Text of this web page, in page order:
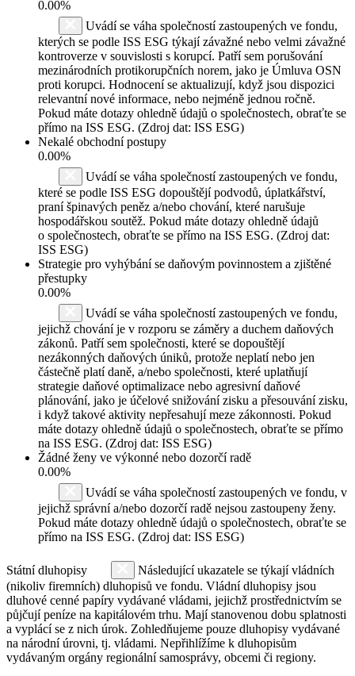
0.00%
Uvádí se váha společností zastoupených ve fondu,
kterých se podle ISS ESG týkají závažné nebo velmi závažné
kontroverze v souvislosti s korupcí. Patří sem porušování
mezinárodních protikorupčních norem, jako je Úmluva OSN
proti korupci. Hodnocení se aktualizují, když jsou dispozici
relevantní nové informace, nebo nejméně jednou ročně.
Pokud máte dotazy ohledně údajů o společnostech, obraťte se
přímo na ISS ESG. (Zdroj dat: ISS ESG)
Nekalé obchodní postupy
0.00%
Uvádí se váha společností zastoupených ve fondu,
které se podle ISS ESG dopouštějí podvodů, úplatkářství,
praní špinavých peněz a/nebo chování, které narušuje
hospodářskou soutěž. Pokud máte dotazy ohledně údajů
o společnostech, obraťte se přímo na ISS ESG. (Zdroj dat:
ISS ESG)
Strategie pro vyhýbání se daňovým povinnostem a zjištěné
přestupky
0.00%
Uvádí se váha společností zastoupených ve fondu,
jejichž chování je v rozporu se záměry a duchem daňových
zákonů. Patří sem společnosti, které se dopouštějí
nezákonných daňových úniků, protože neplatí nebo jen
částečně platí daně, a/nebo společnosti, které uplatňují
strategie daňové optimalizace nebo agresivní daňové
plánování, jako je účelové snižování zisku a přesouvání zisku,
i když takové aktivity nepřesahují meze zákonnosti. Pokud
máte dotazy ohledně údajů o společnostech, obraťte se přímo
na ISS ESG. (Zdroj dat: ISS ESG)
Žádné ženy ve výkonné nebo dozorčí radě
0.00%
Uvádí se váha společností zastoupených ve fondu, v
jejichž správní a/nebo dozorčí radě nejsou zastoupeny ženy.
Pokud máte dotazy ohledně údajů o společnostech, obraťte se
přímo na ISS ESG. (Zdroj dat: ISS ESG)
Státní dluhopisy
Následující ukazatele se týkají vládních
(nikoliv firemních) dluhopisů ve fondu. Vládní dluhopisy jsou
dluhové cenné papíry vydávané vládami, jejichž prostřednictvím se
půjčují peníze na kapitálovém trhu. Mají stanovenou dobu splatnosti
a vyplácí se z nich úrok. Zohledňujeme pouze dluhopisy vydávané
na národní úrovni, tj. vládami. Nepřihlížíme k dluhopisům
vydávaným orgány regionální samosprávy, obcemi či regiony.